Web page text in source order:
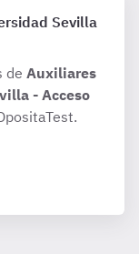
Sevilla
de Auxiliares
- Acceso